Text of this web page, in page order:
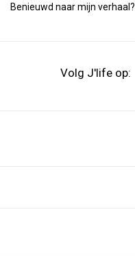
Benieuwd naar mijn verhaal?
Volg J'life op: